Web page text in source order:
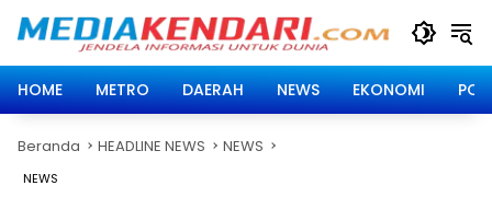
HOME
METRO DAERAH NEWS EKONOMI
Beranda HEADLINE NEWS NEWS
NEWS